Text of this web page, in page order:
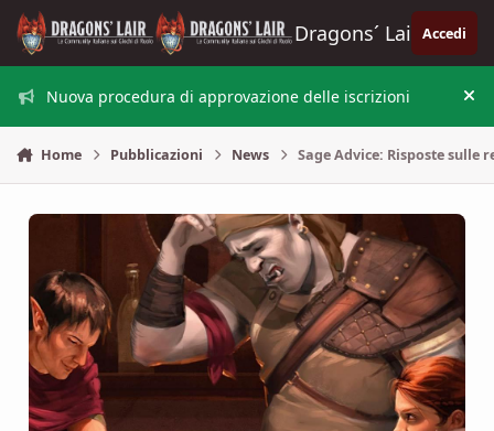
Vai al contenuto
Dragons´ Lair Accedi
Nuova procedura di approvazione delle iscrizioni
Home Pubblicazioni News Sage Advice: Risposte sulle